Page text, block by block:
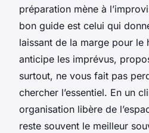
préparation mène à
bon guide est celui qui
laissant de la marge pour le
anticipe les imprévus,
surtout, ne vous fait pas
chercher l’essentiel. En un
organisation libère de
reste souvent le meilleur